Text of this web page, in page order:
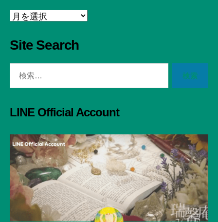
Archive
Site Search
LINE Official Account